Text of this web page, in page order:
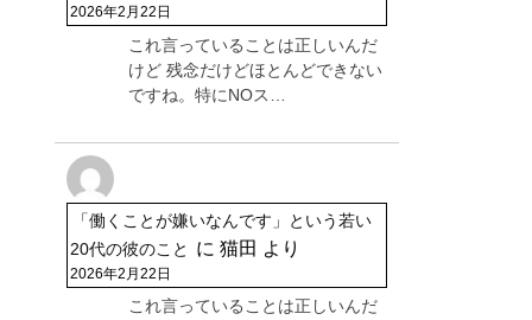
2026年2月22日
これ言っていることは正しいんだ
けど 残念だけどほとんどできない
ですね。特にNOス…
「働くことが嫌いなんです」という若い
20代の彼のこと
に 猫田 より
2026年2月22日
これ言っていることは正しいんだ